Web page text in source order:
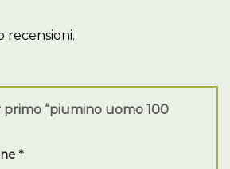
recensioni.
primo “piumino uomo 100
*